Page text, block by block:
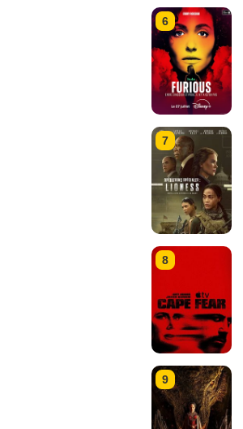
6
7
8
9